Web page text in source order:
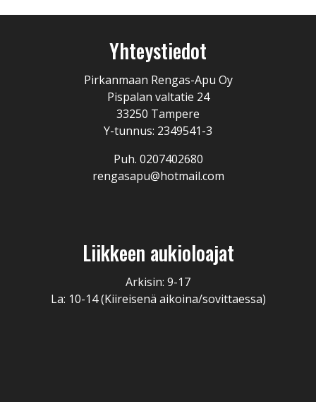
Yhteystiedot
Pirkanmaan Rengas-Apu Oy
Pispalan valtatie 24
33250 Tampere
Y-tunnus: 2349541-3
Puh. 0207402680
rengasapu@hotmail.com
Liikkeen aukioloajat
Arkisin: 9-17
La: 10-14 (Kiireisenä aikoina/sovittaessa)